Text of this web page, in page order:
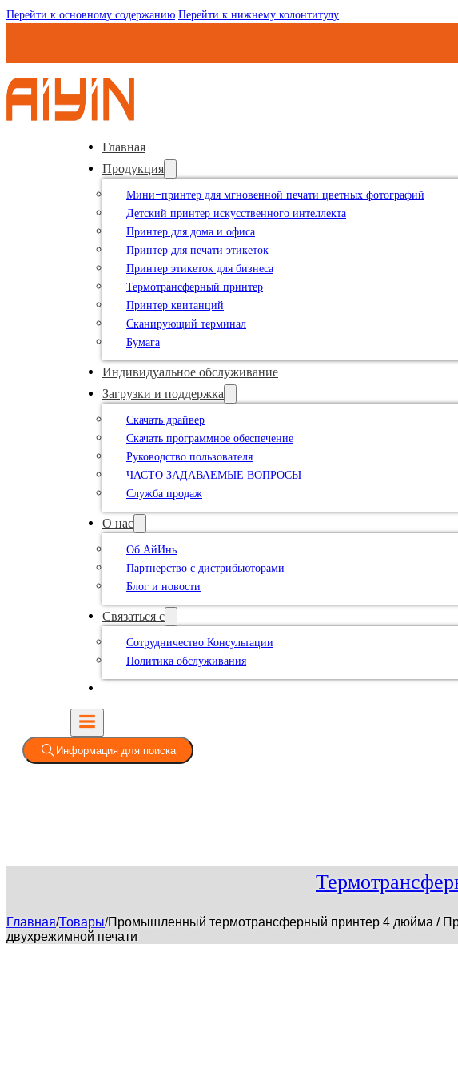
Перейти к основному содержанию Перейти к нижнему колонтитулу
Главная
Продукция
Мини-принтер для мгновенной печати цветных фотографий
Детский принтер искусственного интеллекта
Принтер для дома и офиса
Принтер для печати этикеток
Принтер этикеток для бизнеса
Термотрансферный принтер
Принтер квитанций
Сканирующий терминал
Бумага
Индивидуальное обслуживание
Загрузки и поддержка
Скачать драйвер
Скачать программное обеспечение
Руководство пользователя
ЧАСТО ЗАДАВАЕМЫЕ ВОПРОСЫ
Служба продаж
О нас
Об АйИнь
Партнерство с дистрибьюторами
Блог и новости
Связаться с
Сотрудничество Консультации
Политика обслуживания
Информация для поиска
Главная/Товары/Промышленный термотрансферный принтер 4 дюйма /
двухрежимной печати